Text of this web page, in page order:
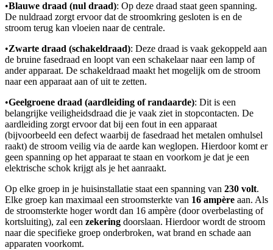
•Blauwe draad (nul draad): Op deze draad staat geen spanning.
De nuldraad zorgt ervoor dat de stroomkring gesloten is en de
stroom terug kan vloeien naar de centrale.
•Zwarte draad (schakeldraad): Deze draad is vaak gekoppeld aan
de bruine fasedraad en loopt van een schakelaar naar een lamp of
ander apparaat. De schakeldraad maakt het mogelijk om de stroom
naar een apparaat aan of uit te zetten.
•Geelgroene draad (aardleiding of randaarde): Dit is een
belangrijke veiligheidsdraad die je vaak ziet in stopcontacten. De
aardleiding zorgt ervoor dat bij een fout in een apparaat
(bijvoorbeeld een defect waarbij de fasedraad het metalen omhulsel
raakt) de stroom veilig via de aarde kan weglopen. Hierdoor komt er
geen spanning op het apparaat te staan en voorkom je dat je een
elektrische schok krijgt als je het aanraakt.
Op elke groep in je huisinstallatie staat een spanning van 230 volt.
Elke groep kan maximaal een stroomsterkte van 16 ampère aan. Als
de stroomsterkte hoger wordt dan 16 ampère (door overbelasting of
kortsluiting), zal een zekering doorslaan. Hierdoor wordt de stroom
naar die specifieke groep onderbroken, wat brand en schade aan
apparaten voorkomt.